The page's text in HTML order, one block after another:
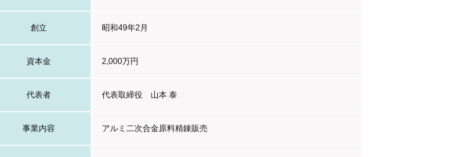
創立 昭和49年2月
資本金 2,000万円
代表者 代表取締役 山本 泰
事業内容 アルミ二次合金原料精錬販売